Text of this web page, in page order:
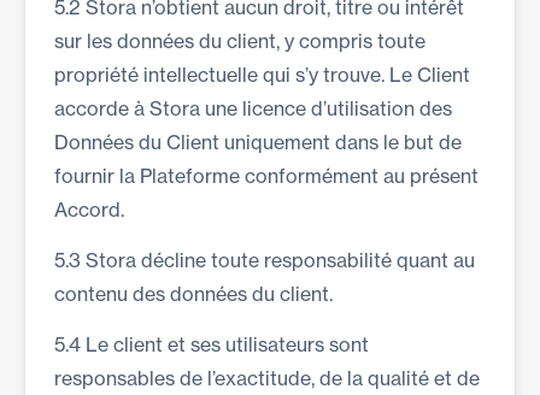
5.2 Stora n’obtient aucun droit, titre ou intérêt
sur les données du client, y compris toute
propriété intellectuelle qui s’y trouve. Le Client
accorde à Stora une licence d’utilisation des
Données du Client uniquement dans le but de
fournir la Plateforme conformément au présent
Accord.
5.3 Stora décline toute responsabilité quant au
contenu des données du client.
5.4 Le client et ses utilisateurs sont
responsables de l’exactitude, de la qualité et de